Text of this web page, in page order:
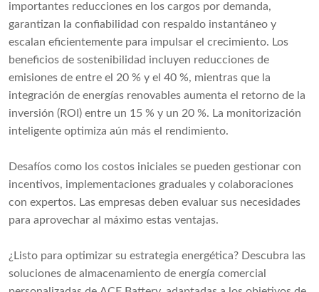
importantes reducciones en los cargos por demanda,
garantizan la confiabilidad con respaldo instantáneo y
escalan eficientemente para impulsar el crecimiento. Los
beneficios de sostenibilidad incluyen reducciones de
emisiones de entre el 20 % y el 40 %, mientras que la
integración de energías renovables aumenta el retorno de la
inversión (ROI) entre un 15 % y un 20 %. La monitorización
inteligente optimiza aún más el rendimiento.
Desafíos como los costos iniciales se pueden gestionar con
incentivos, implementaciones graduales y colaboraciones
con expertos. Las empresas deben evaluar sus necesidades
para aprovechar al máximo estas ventajas.
¿Listo para optimizar su estrategia energética? Descubra las
soluciones de almacenamiento de energía comercial